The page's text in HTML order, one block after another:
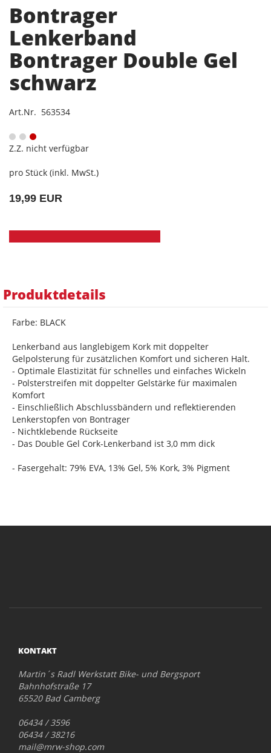
Bontrager
Lenkerband
Bontrager Double Gel
schwarz
Art.Nr. 563534
Z.Z. nicht verfügbar
pro Stück (inkl. MwSt.)
19,99 EUR
Produktdetails
Farbe: BLACK
Lenkerband aus langlebigem Kork mit doppelter
Gelpolsterung für zusätzlichen Komfort und sicheren Halt.
- Optimale Elastizität für schnelles und einfaches Wickeln
- Polsterstreifen mit doppelter Gelstärke für maximalen
Komfort
- Einschließlich Abschlussbändern und reflektierenden
Lenkerstopfen von Bontrager
- Nichtklebende Rückseite
- Das Double Gel Cork-Lenkerband ist 3,0 mm dick
- Fasergehalt: 79% EVA, 13% Gel, 5% Kork, 3% Pigment
KONTAKT
Martin´s Radl Werkstatt Bike- und Bergsport
Bahnhofstraße 17
65520 Bad Camberg
06434 / 3596
06434 / 38216
mail@mrw-shop.com